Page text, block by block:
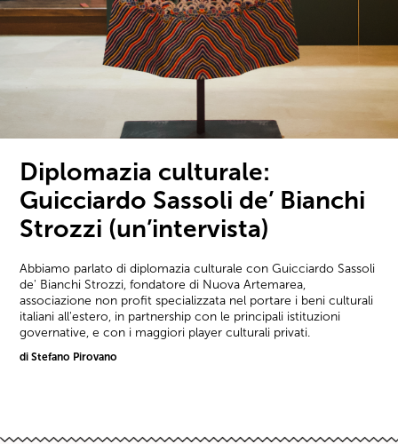
Diplomazia culturale:
Guicciardo Sassoli de’ Bianchi
Strozzi (un’intervista)
Abbiamo parlato di diplomazia culturale con Guicciardo Sassoli
de' Bianchi Strozzi, fondatore di Nuova Artemarea,
associazione non profit specializzata nel portare i beni culturali
italiani all'estero, in partnership con le principali istituzioni
governative, e con i maggiori player culturali privati.
di Stefano Pirovano